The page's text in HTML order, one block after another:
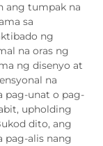
ang tumpak na
sa
ng
na oras ng
ng disenyo at
na
pag-unat o pag-
upholding
dito, ang
pag-alis nang